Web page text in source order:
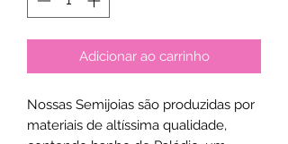
Adicionar ao carrinho
Nossas Semijoias são produzidas por
materiais de altíssima qualidade,